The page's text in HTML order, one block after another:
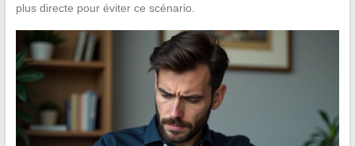
plus directe pour éviter ce scénario.